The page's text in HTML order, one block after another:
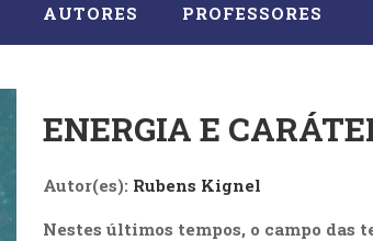
(27)
Depoimentos, Vivências (104)
(417)
Interior (222)
Negócios (31)
AUTORES PROFESSORES
ENERGIA E
Autor(es): Rubens Kignel
Nestes últimos tempos, o campo das